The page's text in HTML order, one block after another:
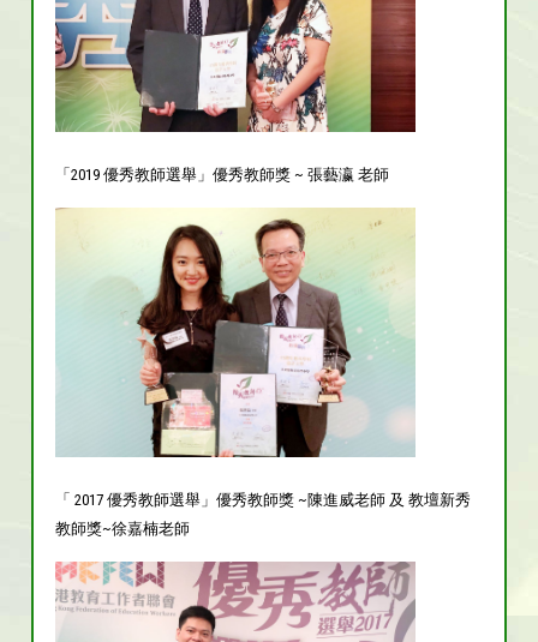
「2019 優秀教師選舉」優秀教師獎 ~ 張藝瀛 老師
「 2017 優秀教師選舉」優秀教師獎 ~陳進威老師 及 教壇新秀
教師獎~徐嘉楠老師